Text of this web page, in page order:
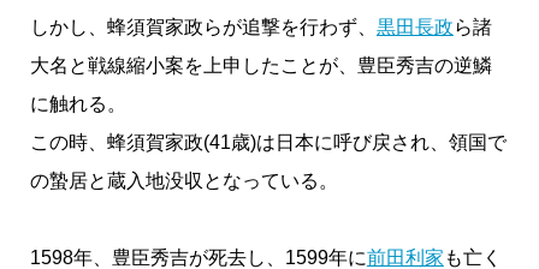
しかし、蜂須賀家政らが追撃を行わず、 黒田長政ら諸
大名と戦線縮小案を上申したことが、豊臣秀吉の逆鱗
に触れる。
この時、蜂須賀家政(41歳)は日本に呼び戻され、領国で
の蟄居と蔵入地没収となっている。
1598年、豊臣秀吉が死去し、1599年に前田利家 も亡く